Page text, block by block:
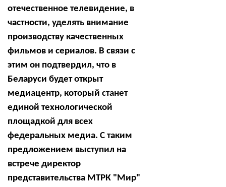
отечественное телевидение, в
частности, уделять внимание
производству качественных
фильмов и сериалов. В связи с
этим он подтвердил, что в
Беларуси будет открыт
медиацентр, который станет
единой технологической
площадкой для всех
федеральных медиа. С таким
предложением выступил на
встрече директор
представительства МТРК "Мир"